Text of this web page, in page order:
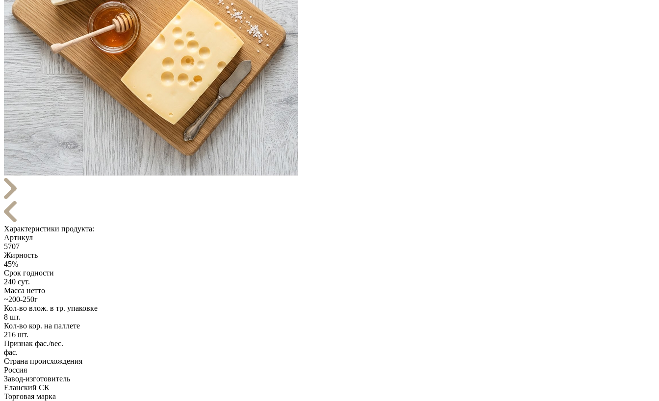
Характеристики продукта:
Артикул
5707
Жирность
45%
Срок годности
240 сут.
Масса нетто
~200-250г
Кол-во влож. в тр. упаковке
8 шт.
Кол-во кор. на паллете
216 шт.
Признак фас./вес.
фас.
Страна происхождения
Россия
Завод-изготовитель
Еланский СК
Торговая марка